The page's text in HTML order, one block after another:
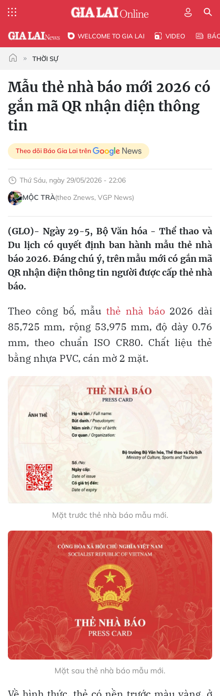
WELCOME TO GIA LAI VIDEO
THỜI SỰ
Mẫu thẻ nhà báo mới 2026 có
gắn mã QR nhận diện thông
tin
Theo dõi Báo Gia Lai trên
Thứ Sáu, ngày 29/05/2026 - 22:06
MỘC TRÀ(theo Znews, VGP News)
(GLO)- Ngày 29-5, Bộ Văn hóa - Thể thao và
Du lịch có quyết định ban hành mẫu thẻ nhà
báo 2026. Đáng chú ý, trên mẫu mới có gắn mã
QR nhận diện thông tin người được cấp thẻ nhà
báo.
Theo công bố, mẫu thẻ nhà báo2026 dài
85,725 mm, rộng 53,975 mm, độ dày 0.76
mm, theo chuẩn ISO CR80. Chất liệu thẻ
bằng nhựa PVC, cán mờ 2 mặt.
Mặt trước thẻ nhà báo mẫu mới.
Mặt sau thẻ nhà báo mẫu mới.